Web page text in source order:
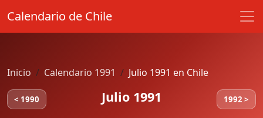
Calendario de Chile
Inicio Calendario 1991 Julio 1991 en Chile
< 1990 Julio 1991 1992 >